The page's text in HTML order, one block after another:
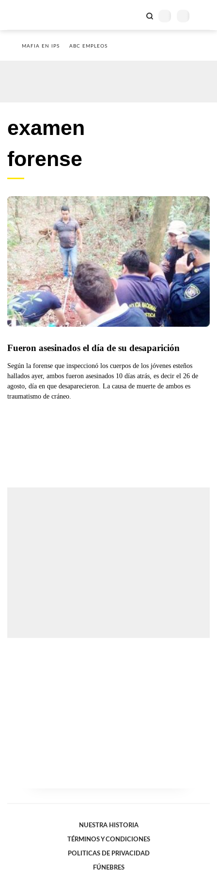
MAFIA EN IPS ABC EMPLEOS
examen
forense
Fueron asesinados el día de su desaparición
Según la forense que inspeccionó los cuerpos de los jóvenes esteños
hallados ayer, ambos fueron asesinados 10 días atrás, es decir el 26 de
agosto, día en que desaparecieron. La causa de muerte de ambos es
traumatismo de cráneo.
NUESTRA HISTORIA
TÉRMINOS Y CONDICIONES
POLITICAS DE PRIVACIDAD
FÚNEBRES